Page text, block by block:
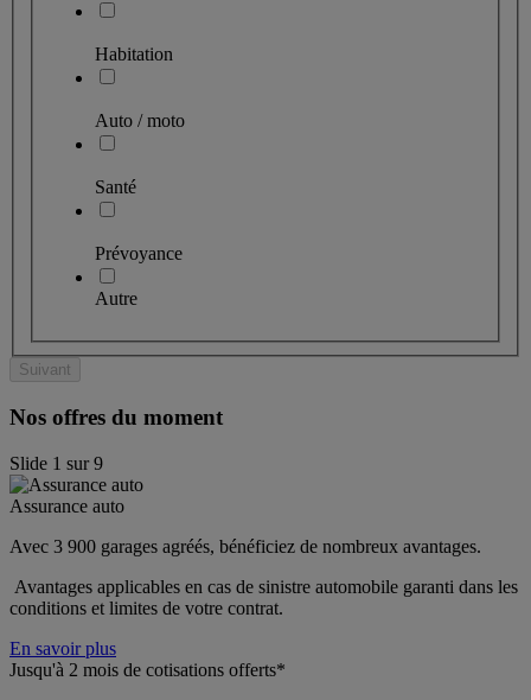
Habitation
Auto / moto
Santé
Prévoyance
Autre
Suivant
Nos offres du moment
Slide 1 sur9
Assurance auto
Avec 3 900 garages agréés, bénéficiez de nombreux avantages.
Avantages applicables en cas de sinistre automobile garanti dans les
conditions et limites de votre contrat.
En savoir plus
Jusqu'à 2 mois de cotisations offerts*